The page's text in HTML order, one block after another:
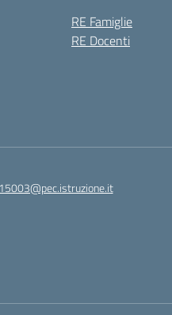
RE Famiglie
RE Docenti